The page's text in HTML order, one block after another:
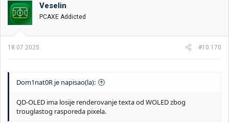
Veselin
PCAXE Addicted
18.07.2025. #10.170
Dom1nat0R je napisao(la):
QD-OLED ima losije renderovanje texta od WOLED zbog
trouglastog rasporeda pixela.